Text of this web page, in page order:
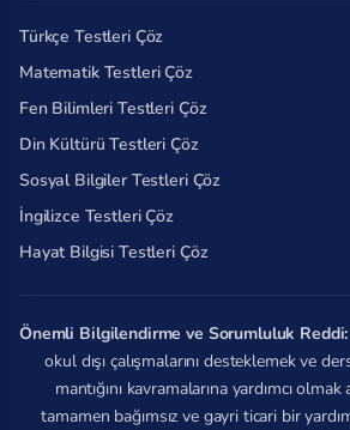
Türkçe Testleri Çöz
Matematik Testleri Çöz
Fen Bilimleri Testleri Çöz
Din Kültürü Testleri Çöz
Sosyal Bilgiler Testleri Çöz
İngilizce Testleri Çöz
Hayat Bilgisi Testleri Çöz
Önemli Bilgilendirme ve Sorumluluk Reddi:
okul dışı çalışmalarını desteklemek ve
mantığını kavramalarına yardımcı
tamamen bağımsız ve gayri ticari bir